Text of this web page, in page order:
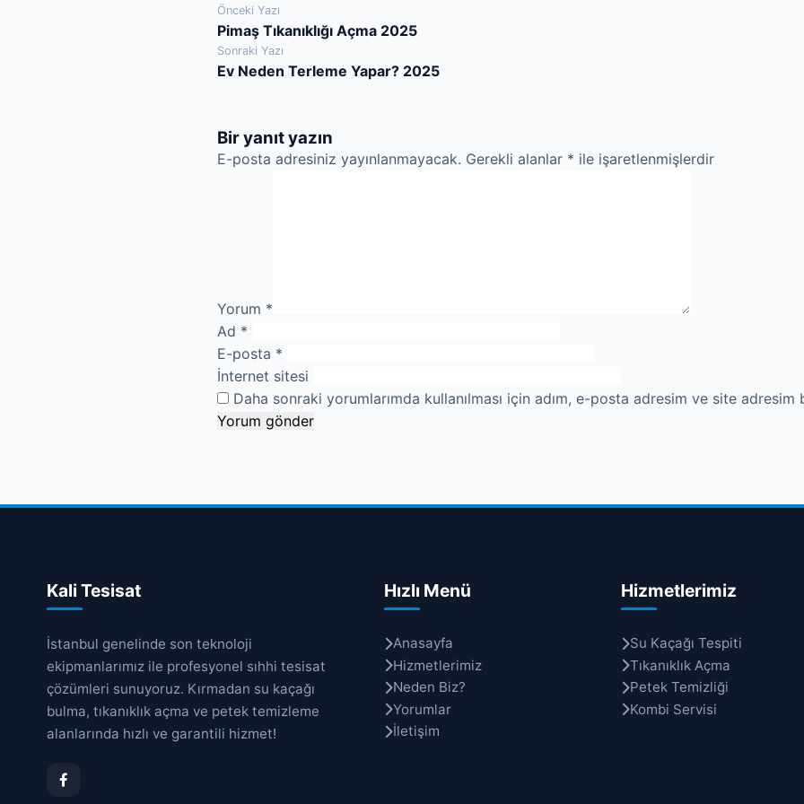
Yazı
gezinmesi
Önceki Yazı
Pimaş Tıkanıklığı Açma 2025
Sonraki Yazı
Ev Neden Terleme Yapar? 2025
Bir yanıt yazın
E-posta adresiniz yayınlanmayacak. Gerekli alanlar * ile işaretlenmişlerdir
Yorum *
Ad *
E-posta *
İnternet sitesi
Daha sonraki yorumlarımda kullanılması için adım, e-posta adresim ve site adresim
Kali Tesisat
İstanbul genelinde son teknoloji
ekipmanlarımız ile profesyonel sıhhi tesisat
çözümleri sunuyoruz. Kırmadan su kaçağı
bulma, tıkanıklık açma ve petek temizleme
alanlarında hızlı ve garantili hizmet!
Hızlı Menü
Anasayfa
Hizmetlerimiz
Neden Biz?
Yorumlar
İletişim
Hizmetlerimiz
Su Kaçağı Tespiti
Tıkanıklık Açma
Petek Temizliği
Kombi Servisi